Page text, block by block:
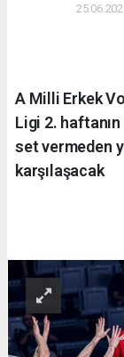
A Milli Erkek
Ligi 2. haftanın
set vermeden
karşılaşacak